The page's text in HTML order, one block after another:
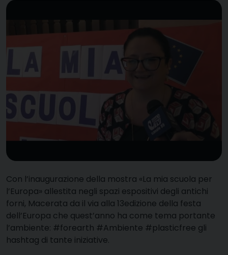
Con l’inaugurazione della mostra «La mia scuola per
l’Europa» allestita negli spazi espositivi degli antichi
forni, Macerata da il via alla 13edizione della festa
dell’Europa che quest’anno ha come tema portante
l’ambiente: #forearth #Ambiente #plasticfree gli
hashtag di tante iniziative.